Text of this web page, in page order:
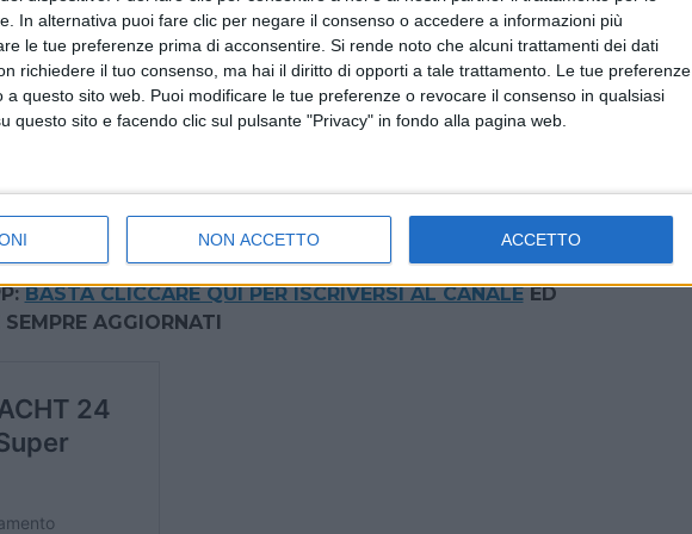
In alternativa puoi fare clic per negare il consenso o accedere a informazioni più
le tue preferenze prima di acconsentire. Si rende noto che alcuni trattamenti dei dati
richiedere il tuo consenso, ma hai il diritto di opporti a tale trattamento. Le tue preferenze
a questo sito web. Puoi modificare le tue preferenze o revocare il consenso in qualsiasi
questo sito e facendo clic sul pulsante "Privacy" in fondo alla pagina web.
NON ACCETTO ACCETTO
propulsivo principale è garantito da motori ibridi diesel-
aggiuntiva che può raggiungere i 15 nodi.
del 2027, unisce la possibilità di una piattaforma da
responsabilità ambientale, e punta nello stesso tempo ad
al mondo. Gli interni saranno completamente
di vita dell’armatore.
GRATUITA DI SUPER YACHT 24
BASTA CLICCARE QUI PER ISCRIVERSI AL CANALEED
SEMPRE AGGIORNATI